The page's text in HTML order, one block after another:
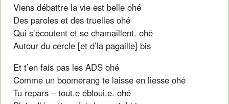
Viens débattre la vie est belle ohé
Des paroles et des truelles ohé
Qui s’écoutent et se chamaillent. ohé
Autour du cercle [et d’la pagaille] bis
Et t’en fais pas les ADS ohé
Comme un boomerang te laisse en liesse ohé
Tu repars – tout.e ébloui.e. ohé